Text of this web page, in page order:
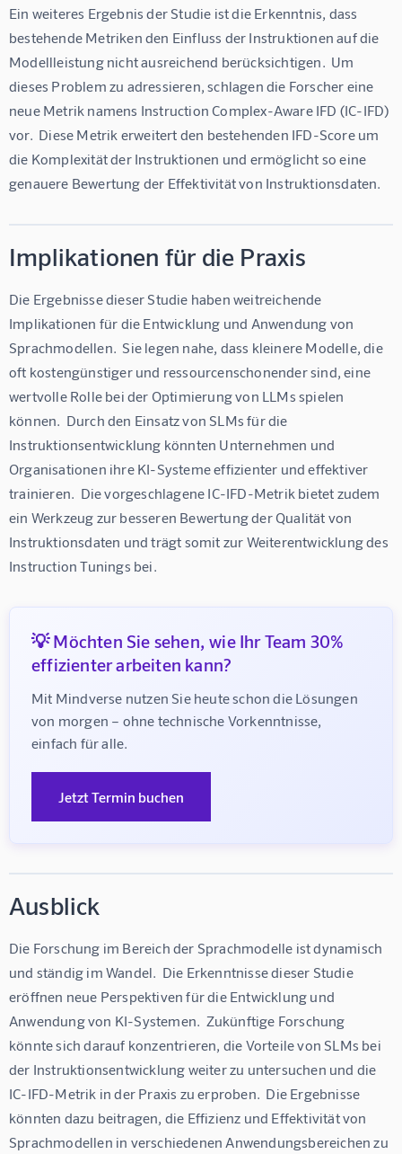
Ein weiteres Ergebnis der Studie ist die Erkenntnis, dass
bestehende Metriken den Einfluss der Instruktionen auf die
Modellleistung nicht ausreichend berücksichtigen.  Um
dieses Problem zu adressieren, schlagen die Forscher eine
neue Metrik namens Instruction Complex-Aware IFD (IC-IFD)
vor.  Diese Metrik erweitert den bestehenden IFD-Score um
die Komplexität der Instruktionen und ermöglicht so eine
genauere Bewertung der Effektivität von Instruktionsdaten.
Implikationen für die Praxis
Die Ergebnisse dieser Studie haben weitreichende
Implikationen für die Entwicklung und Anwendung von
Sprachmodellen.  Sie legen nahe, dass kleinere Modelle, die
oft kostengünstiger und ressourcenschonender sind, eine
wertvolle Rolle bei der Optimierung von LLMs spielen
können.  Durch den Einsatz von SLMs für die
Instruktionsentwicklung könnten Unternehmen und
Organisationen ihre KI-Systeme effizienter und effektiver
trainieren.  Die vorgeschlagene IC-IFD-Metrik bietet zudem
ein Werkzeug zur besseren Bewertung der Qualität von
Instruktionsdaten und trägt somit zur Weiterentwicklung des
Instruction Tunings bei.
💡 Möchten Sie sehen, wie Ihr Team 30%
effizienter arbeiten kann?
Mit Mindverse nutzen Sie heute schon die Lösungen
von morgen – ohne technische Vorkenntnisse,
einfach für alle.
Jetzt Termin buchen
Ausblick
Die Forschung im Bereich der Sprachmodelle ist dynamisch
und ständig im Wandel.  Die Erkenntnisse dieser Studie
eröffnen neue Perspektiven für die Entwicklung und
Anwendung von KI-Systemen.  Zukünftige Forschung
könnte sich darauf konzentrieren, die Vorteile von SLMs bei
der Instruktionsentwicklung weiter zu untersuchen und die
IC-IFD-Metrik in der Praxis zu erproben.  Die Ergebnisse
könnten dazu beitragen, die Effizienz und Effektivität von
Sprachmodellen in verschiedenen Anwendungsbereichen zu